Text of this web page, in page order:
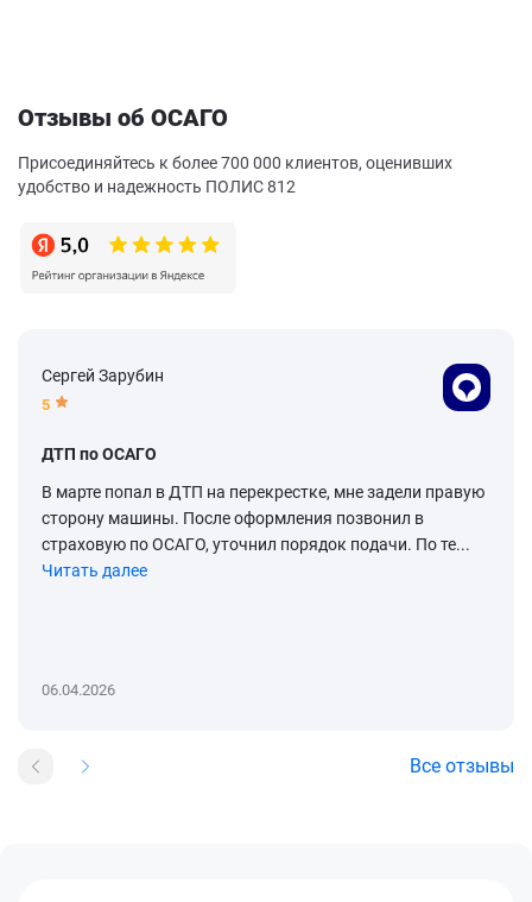
Отзывы об ОСАГО
Присоединяйтесь к более 700 000 клиентов, оценивших
удобство и надежность ПОЛИС 812
Сергей Зарубин
5
ДТП по ОСАГО
В марте попал в ДТП на перекрестке, мне задели правую
сторону машины. После оформления позвонил в
страховую по ОСАГО, уточнил порядок подачи. По те...
Читать далее
06.04.2026
Все отзывы